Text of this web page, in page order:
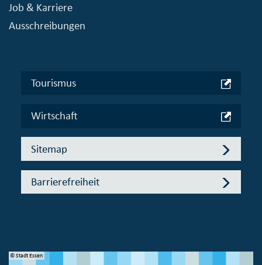
Job & Karriere
Ausschreibungen
Tourismus
Wirtschaft
Sitemap
Barrierefreiheit
© Stadt Essen